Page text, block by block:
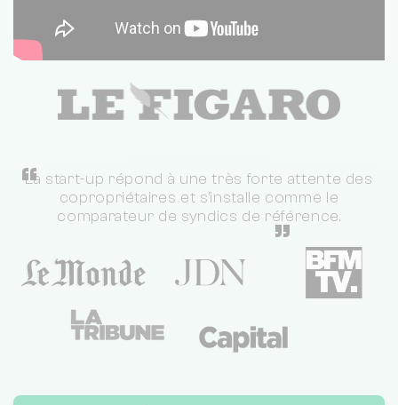
“
La start-up répond à une très forte attente des
copropriétaires et s'installe comme le
comparateur de syndics de référence.
”